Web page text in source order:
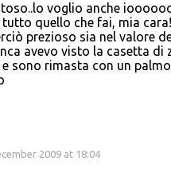
voglio anche
tutto quello che fai, mia
prezioso sia nel valore
avevo visto la casetta di
sono rimasta con un
2009 at 18:04